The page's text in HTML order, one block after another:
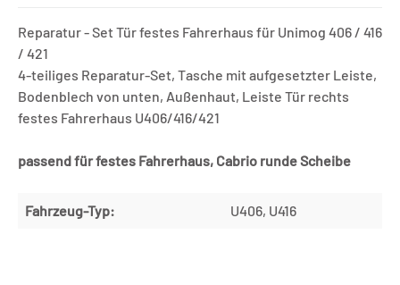
Reparatur - Set Tür festes Fahrerhaus für Unimog 406 / 416
/ 421
4-teiliges Reparatur-Set, Tasche mit aufgesetzter Leiste,
Bodenblech von unten, Außenhaut, Leiste Tür rechts
festes Fahrerhaus U406/416/421
passend für festes Fahrerhaus, Cabrio runde Scheibe
Fahrzeug-Typ: U406, U416